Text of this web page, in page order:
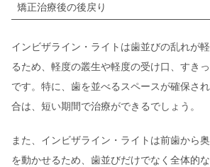
矯正治療後の後戻り
インビザライン・ライトは歯並びの乱れが
るため、軽度の叢生や軽度の受け口、すき
です。特に、歯を並べるスペースが確保さ
合は、短い期間で治療ができるでしょう。
また、インビザライン・ライトは前歯から
を動かせるため、歯並びだけでなく全体的